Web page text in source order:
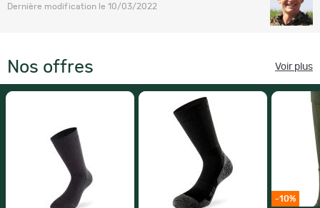
Dernière modification le 10/03/2022
Nos offres Voir plus
-10%